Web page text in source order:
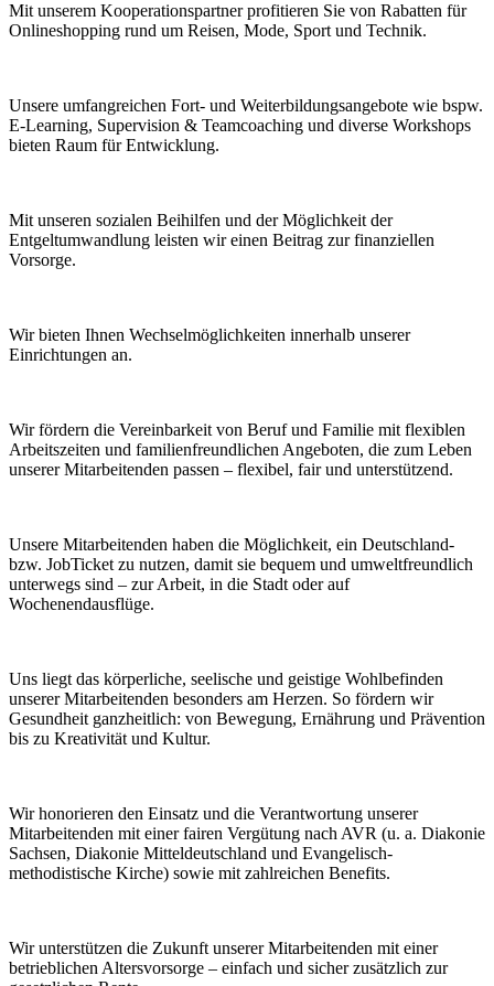
Mit unserem Kooperationspartner profitieren Sie von Rabatten für
Online­shopping rund um Reisen, Mode, Sport und Technik.
Unsere umfang­reichen Fort- und Weiter­bildungs­angebote wie bspw.
E-Learning, Super­vision & Team­coaching und diverse Work­shops
bieten Raum für Entwicklung.
Mit unseren sozialen Beihilfen und der Möglichkeit der
Entgeltumwandlung leisten wir einen Beitrag zur finanziellen
Vorsorge.
Wir bieten Ihnen Wechsel­möglichkeiten innerhalb unserer
Einrichtungen an.
Wir fördern die Vereinbarkeit von Beruf und Familie mit flexiblen
Arbeitszeiten und familienfreundlichen Angeboten, die zum Leben
unserer Mitarbeitenden passen – flexibel, fair und unterstützend.
Unsere Mitarbeitenden haben die Möglichkeit, ein Deutschland-
bzw. JobTicket zu nutzen, damit sie bequem und umweltfreundlich
unterwegs sind – zur Arbeit, in die Stadt oder auf
Wochenendausflüge.
Uns liegt das körperliche, seelische und geistige Wohlbefinden
unserer Mitarbeitenden besonders am Herzen. So fördern wir
Gesundheit ganzheitlich: von Bewegung, Ernährung und Prävention
bis zu Kreativität und Kultur.
Wir honorieren den Einsatz und die Verantwortung unserer
Mitarbeitenden mit einer fairen Vergütung nach AVR (u. a. Diakonie
Sachsen, Diakonie Mitteldeutschland und Evangelisch-
methodistische Kirche) sowie mit zahlreichen Benefits.
Wir unterstützen die Zukunft unserer Mitarbeitenden mit einer
betrieblichen Altersvorsorge – einfach und sicher zusätzlich zur